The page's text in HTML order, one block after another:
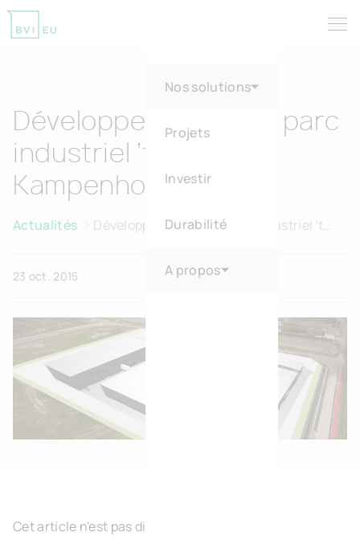
Nos solutions
Projets
Investir
Durabilité
A propos
Développeurs créent parc
industriel ‘t Sas à
Kampenhout
Actualités
Développeurs créent parc industriel 't
23 oct. 2015
Cet article n'est pas disponible en français.